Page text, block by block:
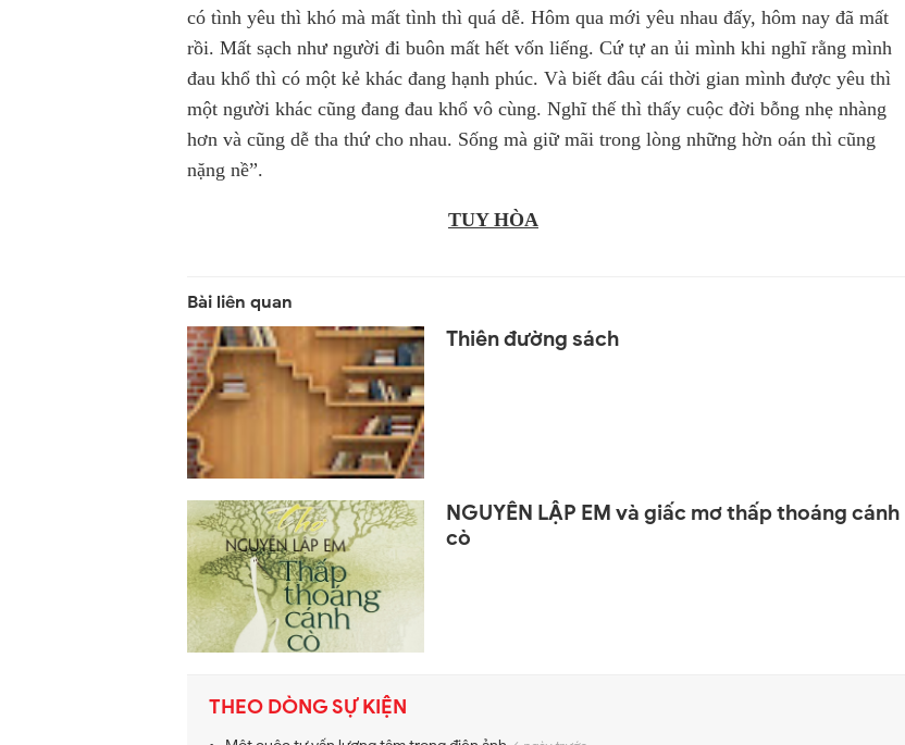
có tình yêu thì khó mà mất tình thì quá dễ. Hôm qua mới yêu nhau đấy, hôm nay đã mất
rồi. Mất sạch như người đi buôn mất hết vốn liếng. Cứ tự an ủi mình khi nghĩ rằng mình
đau khổ thì có một kẻ khác đang hạnh phúc. Và biết đâu cái thời gian mình được yêu thì
một người khác cũng đang đau khổ vô cùng. Nghĩ thế thì thấy cuộc đời bỗng nhẹ nhàng
hơn và cũng dễ tha thứ cho nhau. Sống mà giữ mãi trong lòng những hờn oán thì cũng
nặng nề”.
TUY HÒA
Thiên đường sách
NGUYỄN LẬP EM và giấc mơ thấp thoáng cánh
cò
THEO DÒNG SỰ KIỆN